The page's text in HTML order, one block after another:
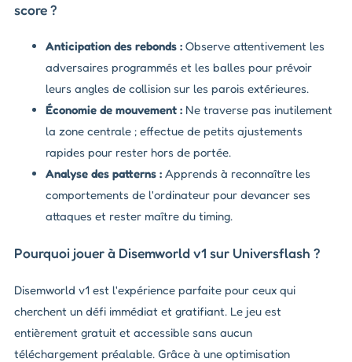
score ?
Anticipation des rebonds : Observe attentivement les
adversaires programmés et les balles pour prévoir
leurs angles de collision sur les parois extérieures.
Économie de mouvement : Ne traverse pas inutilement
la zone centrale ; effectue de petits ajustements
rapides pour rester hors de portée.
Analyse des patterns : Apprends à reconnaître les
comportements de l'ordinateur pour devancer ses
attaques et rester maître du timing.
Pourquoi jouer à Disemworld v1 sur Universflash ?
Disemworld v1 est l'expérience parfaite pour ceux qui
cherchent un défi immédiat et gratifiant. Le jeu est
entièrement gratuit et accessible sans aucun
téléchargement préalable. Grâce à une optimisation